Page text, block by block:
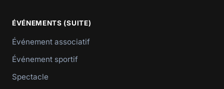
ÉVÉNEMENTS (SUITE)
Événement associatif
Événement sportif
Spectacle